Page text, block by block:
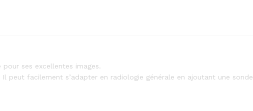
pour ses excellentes images.
facilement s’adapter en radiologie générale en ajoutant une sonde